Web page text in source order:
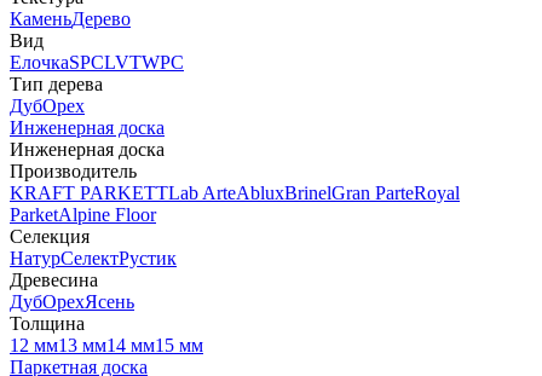
КаменьДерево
Вид
ЕлочкаSPCLVTWPC
Тип дерева
ДубОрех
Инженерная доска
Инженерная доска
Производитель
KRAFT PARKETTLab ArteAbluxBrinelGran ParteRoyal
ParketAlpine Floor
Селекция
НатурСелектРустик
Древесина
ДубОрехЯсень
Толщина
12 мм13 мм14 мм15 мм
Паркетная доска